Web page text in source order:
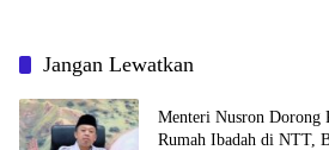
Jangan Lewatkan
Menteri Nusron Dorong
Rumah Ibadah di NTT,